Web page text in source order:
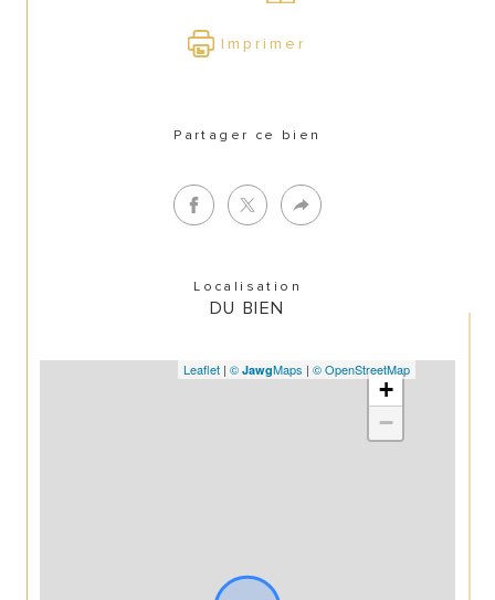
Imprimer
Partager ce bien
Localisation
DU BIEN
+
−
Leaflet | © JawgMaps | © OpenStreetMap